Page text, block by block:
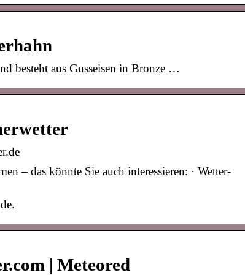
besteht aus Gusseisen in Bronze …
– das könnte Sie auch interessieren: · Wetter-
| Meteored